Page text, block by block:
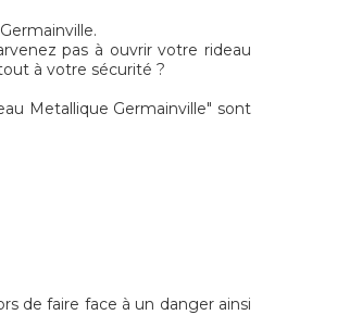
pas à ouvrir votre rideau
à votre sécurité ?
Metallique Germainville" sont
de faire face à un danger ainsi